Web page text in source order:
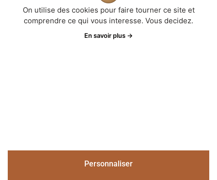
Liens Utiles
Politique de confidentialité
Gestion des cookies
On utilise des cookies pour faire tourner ce site et
comprendre ce qui vous interesse. Vous decidez.
En savoir plus →
Personnaliser